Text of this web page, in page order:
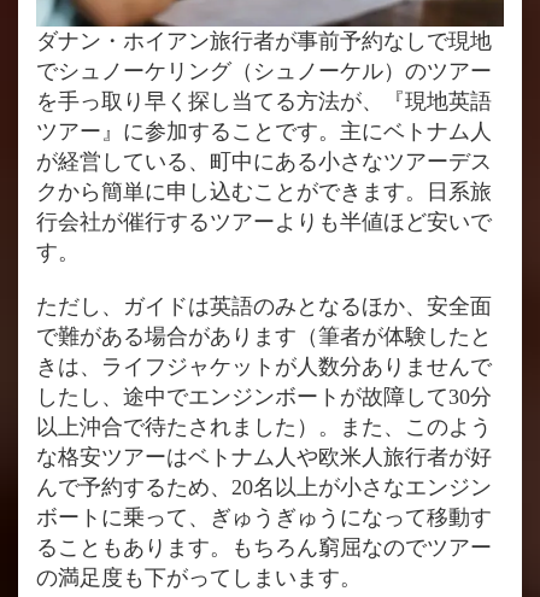
ダナン・ホイアン旅行者が事前予約なしで現地
でシュノーケリング（シュノーケル）のツアー
を手っ取り早く探し当てる方法が、『現地英語
ツアー』に参加することです。主にベトナム人
が経営している、町中にある小さなツアーデス
クから簡単に申し込むことができます。日系旅
行会社が催行するツアーよりも半値ほど安いで
す。
ただし、ガイドは英語のみとなるほか、安全面
で難がある場合があります（筆者が体験したと
きは、ライフジャケットが人数分ありませんで
したし、途中でエンジンボートが故障して30分
以上沖合で待たされました）。また、このよう
な格安ツアーはベトナム人や欧米人旅行者が好
んで予約するため、20名以上が小さなエンジン
ボートに乗って、ぎゅうぎゅうになって移動す
ることもあります。もちろん窮屈なのでツアー
の満足度も下がってしまいます。